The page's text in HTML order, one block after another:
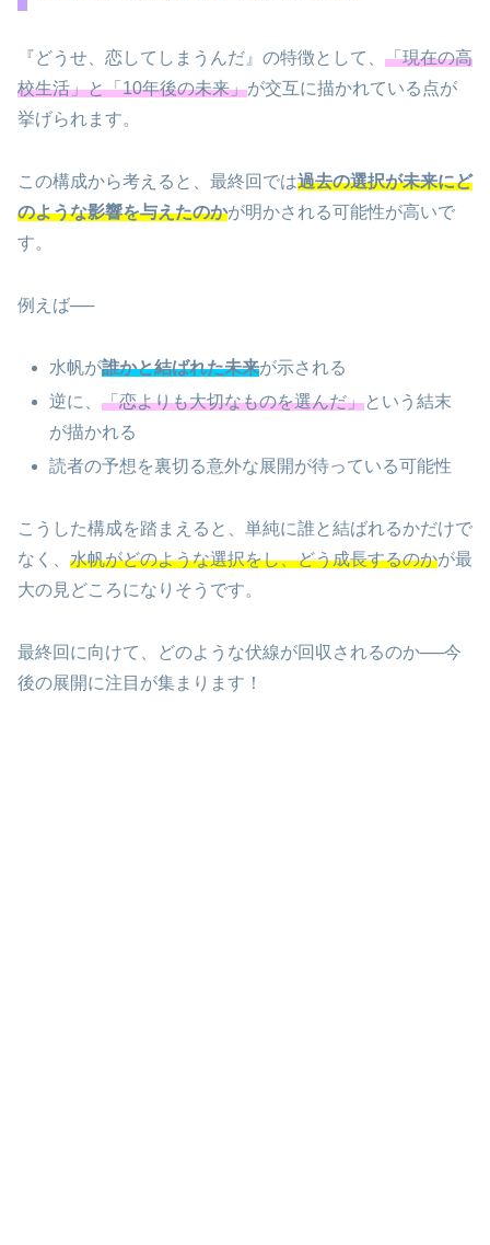
『どうせ、恋してしまうんだ』の特徴として、 「現在の高
校生活」と「10年後の未来」が交互に描かれている点が
挙げられます。
この構成から考えると、最終回では過去の選択が未来にど
のような影響を与えたのかが明かされる可能性が高いで
す。
例えば──
水帆が誰かと結ばれた未来が示される
逆に、「恋よりも大切なものを選んだ」という結末
が描かれる
読者の予想を裏切る意外な展開が待っている可能性
こうした構成を踏まえると、単純に誰と結ばれるかだけで
なく、 水帆がどのような選択をし、どう成長するのかが最
大の見どころになりそうです。
最終回に向けて、どのような伏線が回収されるのか──今
後の展開に注目が集まります！